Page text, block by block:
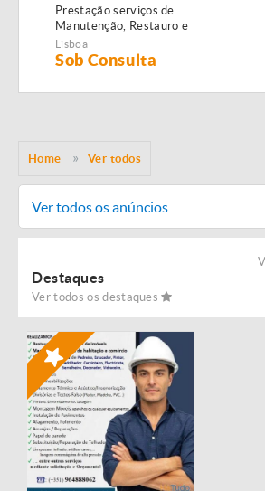
Prestação serviços de
Manutenção, Restauro e
Remodelação de
imóveis!
Lisboa
Sob Consulta
Home Ver todos
Ver todos os anúncios
Destaques
Ver todos os destaques